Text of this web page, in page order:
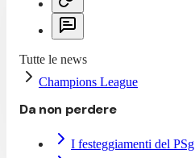
Tutte le news
Champions League
Da non perdere
I festeggiamenti del PSg